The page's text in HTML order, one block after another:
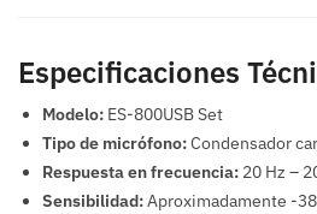
Especificaciones
Modelo: ES-800USB Set
Tipo de micrófono:Condensador
Respuesta en frecuencia: 20 Hz –
Sensibilidad:Aproximadamente -